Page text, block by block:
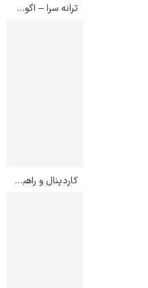
ترانه سرا – اگون شیله
کاردینال و راهبه – اگون شیله